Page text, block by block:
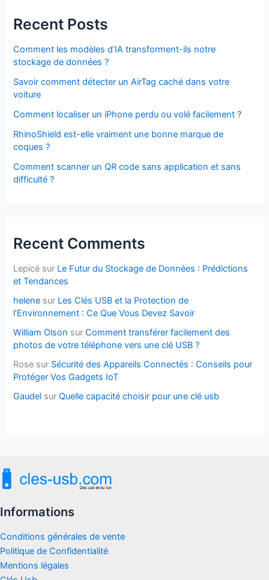
Recent Posts
Comment les modèles d’IA transforment-ils notre
stockage de données ?
Savoir comment détecter un AirTag caché dans votre
voiture
Comment localiser un iPhone perdu ou volé facilement ?
RhinoShield est-elle vraiment une bonne marque de
coques ?
Comment scanner un QR code sans application et sans
difficulté ?
Recent Comments
Lepicé sur Le Futur du Stockage de Données : Prédictions
et Tendances
helene sur Les Clés USB et la Protection de
l’Environnement : Ce Que Vous Devez Savoir
William Olson surComment transférer facilement des
photos de votre téléphone vers une clé USB ?
Rose sur Sécurité des Appareils Connectés : Conseils pour
Protéger Vos Gadgets IoT
Gaudel surQuelle capacité choisir pour une clé usb
Informations
Conditions générales de vente
Politique de Confidentialité
Mentions légales